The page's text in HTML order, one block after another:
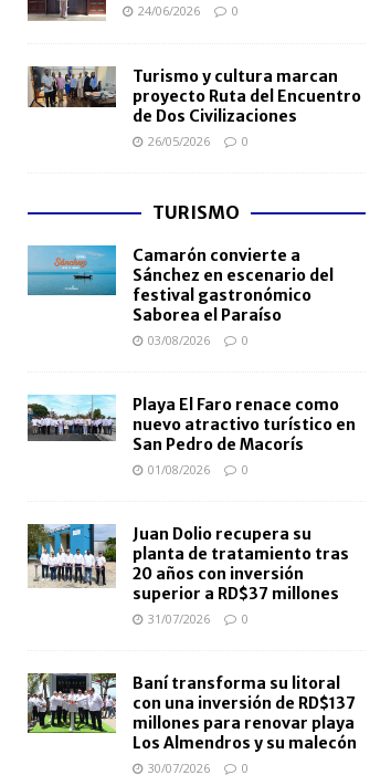
24/06/2026 0
Turismo y cultura marcan
proyecto Ruta del Encuentro
de Dos Civilizaciones
26/05/2026 0
TURISMO
Camarón convierte a
Sánchez en escenario del
festival gastronómico
Saborea el Paraíso
03/08/2026 0
Playa El Faro renace como
nuevo atractivo turístico en
San Pedro de Macorís
01/08/2026 0
Juan Dolio recupera su
planta de tratamiento tras
20 años con inversión
superior a RD$37 millones
31/07/2026 0
Baní transforma su litoral
con una inversión de RD$137
millones para renovar playa
Los Almendros y su malecón
30/07/2026 0